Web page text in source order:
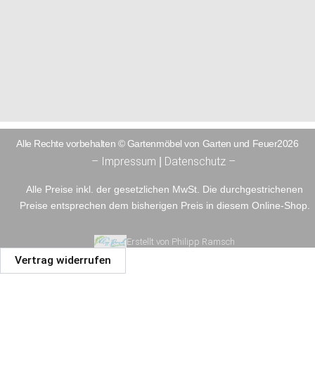
Alle Rechte vorbehalten © Gartenmöbel von Garten und Feuer2026
– Impressum Datenschutz –
Alle Preise inkl. der gesetzlichen MwSt. Die durchgestrichenen
Preise entsprechen dem bisherigen Preis in diesem Online-Shop.
Erstellt von Philipp Ramsch
Vertrag widerrufen